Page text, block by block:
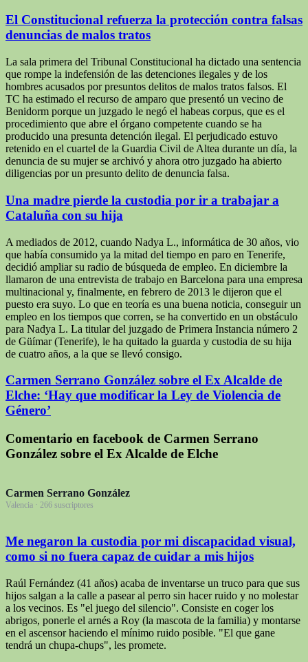
El Constitucional refuerza la protección contra falsas
denuncias de malos tratos
La sala primera del Tribunal Constitucional ha dictado una sentencia
que rompe la indefensión de las detenciones ilegales y de los
hombres acusados por presuntos delitos de malos tratos falsos. El
TC ha estimado el recurso de amparo que presentó un vecino de
Benidorm porque un juzgado le negó el habeas corpus, que es el
procedimiento que abre el órgano competente cuando se ha
producido una presunta detención ilegal. El perjudicado estuvo
retenido en el cuartel de la Guardia Civil de Altea durante un día, la
denuncia de su mujer se archivó y ahora otro juzgado ha abierto
diligencias por un presunto delito de denuncia falsa.
Una madre pierde la custodia por ir a trabajar a
Cataluña con su hija
A mediados de 2012, cuando Nadya L., informática de 30 años, vio
que había consumido ya la mitad del tiempo en paro en Tenerife,
decidió ampliar su radio de búsqueda de empleo. En diciembre la
llamaron de una entrevista de trabajo en Barcelona para una empresa
multinacional y, finalmente, en febrero de 2013 le dijeron que el
puesto era suyo. Lo que en teoría es una buena noticia, conseguir un
empleo en los tiempos que corren, se ha convertido en un obstáculo
para Nadya L. La titular del juzgado de Primera Instancia número 2
de Güímar (Tenerife), le ha quitado la guarda y custodia de su hija
de cuatro años, a la que se llevó consigo.
Carmen Serrano González sobre el Ex Alcalde de
Elche: ‘Hay que modificar la Ley de Violencia de
Género’
Comentario en facebook de Carmen Serrano
González sobre el Ex Alcalde de Elche
Carmen Serrano González
Valencia · 266 suscriptores
Me negaron la custodia por mi discapacidad visual,
como si no fuera capaz de cuidar a mis hijos
Raúl Fernández (41 años) acaba de inventarse un truco para que sus
hijos salgan a la calle a pasear al perro sin hacer ruido y no molestar
a los vecinos. Es "el juego del silencio". Consiste en coger los
abrigos, ponerle el arnés a Roy (la mascota de la familia) y montarse
en el ascensor haciendo el mínimo ruido posible. "El que gane
tendrá un chupa-chups", les promete.